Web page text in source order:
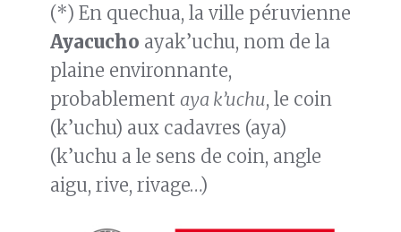
(*) En quechua, la ville péruvienne
Ayacucho ayak’uchu, nom de la
plaine environnante,
probablement aya k’uchu, le coin
(k’uchu) aux cadavres (aya)
(k’uchu a le sens de coin, angle
aigu, rive, rivage…)